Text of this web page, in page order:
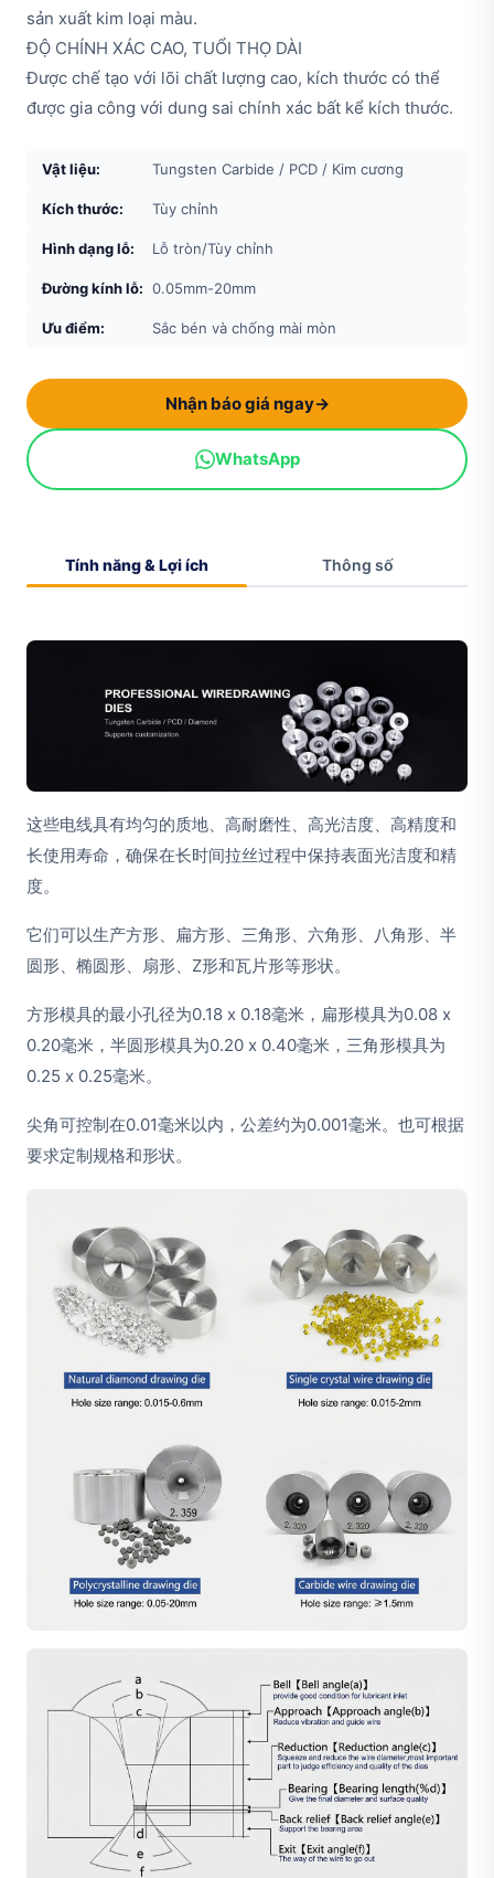
sản xuất kim loại màu.
ĐỘ CHÍNH XÁC CAO, TUỔI THỌ DÀI
Được chế tạo với lõi chất lượng cao, kích thước có thể
được gia công với dung sai chính xác bất kể kích thước.
Vật liệu: Tungsten Carbide / PCD / Kim cương
Kích thước: Tùy chỉnh
Hình dạng lỗ: Lỗ tròn/Tùy chỉnh
Đường kính lỗ: 0.05mm-20mm
Ưu điểm: Sắc bén và chống mài mòn
Nhận báo giá ngay→
WhatsApp
Tính năng & Lợi ích Thông số
这些电线具有均匀的质地、高耐磨性、高光洁度、高精度和
长使用寿命，确保在长时间拉丝过程中保持表面光洁度和精
度。
它们可以生产方形、扁方形、三角形、六角形、八角形、半
圆形、椭圆形、扇形、Z形和瓦片形等形状。
方形模具的最小孔径为0.18 x 0.18毫米，扁形模具为0.08 x
0.20毫米，半圆形模具为0.20 x 0.40毫米，三角形模具为
0.25 x 0.25毫米。
尖角可控制在0.01毫米以内，公差约为0.001毫米。也可根据
要求定制规格和形状。